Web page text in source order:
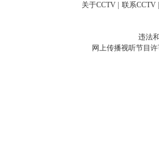
关于CCTV 联系CCTV
违法
网上传播视听节目许